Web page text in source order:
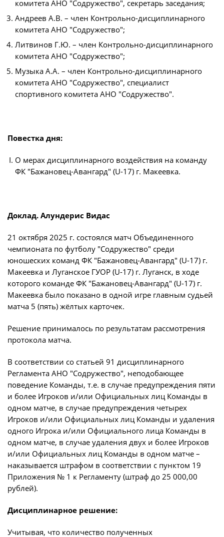
Новости
О турнире
Кубок Объединенного Чемпионата по
футболу "Содружество"
Календарь и результаты матчей
Команды
Игроки
Дисквалификации
Турнир Объединенного чемпионата по
футболу "Содружество" среди юношей
2009-2010 годов рождения (U-17)
Календарь и результаты матчей
Турнирная таблица
Статистика
Команды
Игроки
Дисквалификации
О турнире
Турнир Объединенного Чемпионата по
футболу "Содружество" среди юношей
2011-2012 годов рождения (U-15)
Календарь и результаты матчей
Турнирная таблица
Статистика
Игроки
Дисквалификации
Юрист
Бухгалтерия
Служба безопасности
Пресс-служба
Отдел информационных технологий
Инспекторско-судейский комитет
Регламентирующие документы
комитета АНО "Содружество", секретарь заседания;
Андреев А.В. – член Контрольно-дисциплинарного
комитета АНО "Содружество";
Литвинов Г.Ю. – член Контрольно-дисциплинарного
комитета АНО "Содружество";
Музыка А.А. – член Контрольно-дисциплинарного
комитета АНО "Содружество", специалист
спортивного комитета АНО "Содружество".
Повестка дня:
О мерах дисциплинарного воздействия на команду
ФК "Бажановец-Авангард" (U-17) г. Макеевка.
Доклад. Алундерис Видас
21 октября 2025 г. состоялся матч Объединенного
чемпионата по футболу "Содружество" среди
юношеских команд ФК "Бажановец-Авангард" (U-17) г.
Макеевка и Луганское ГУОР (U-17) г. Луганск, в ходе
которого команде ФК "Бажановец-Авангард" (U-17) г.
Макеевка было показано в одной игре главным судьей
матча 5 (пять) жёлтых карточек.
Решение принималось по результатам рассмотрения
протокола матча.
В соответствии со статьей 91 дисциплинарного
Регламента АНО "Содружество", неподобающее
поведение Команды, т.е. в случае предупреждения пяти
и более Игроков и/или Официальных лиц Команды в
одном матче, в случае предупреждения четырех
Игроков и/или Официальных лиц Команды и удаления
одного Игрока и/или Официального лица Команды в
одном матче, в случае удаления двух и более Игроков
и/или Официальных лиц Команды в одном матче –
наказывается штрафом в соответствии с пунктом 19
Приложения № 1 к Регламенту (штраф до 25 000,00
рублей).
Дисциплинарное решение:
Учитывая, что количество полученных